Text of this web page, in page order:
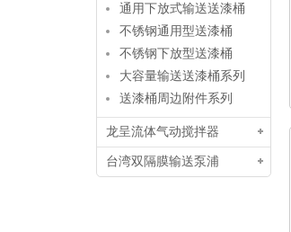
通用下放式输送送漆桶
不锈钢通用型送漆桶
不锈钢下放型送漆桶
大容量输送送漆桶系列
送漆桶周边附件系列
龙呈流体气动搅拌器
台湾双隔膜输送泵浦